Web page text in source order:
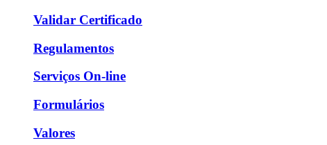
Validar Certificado
Regulamentos
Serviços On-line
Formulários
Valores